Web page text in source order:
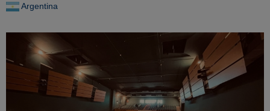
Argentina